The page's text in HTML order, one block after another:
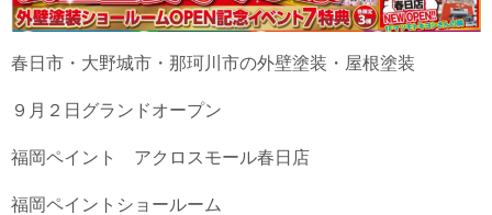
春日市・大野城市・那珂川市の外壁塗装・屋根塗装
９月２日グランドオープン
福岡ペイント アクロスモール春日店
福岡ペイントショールーム